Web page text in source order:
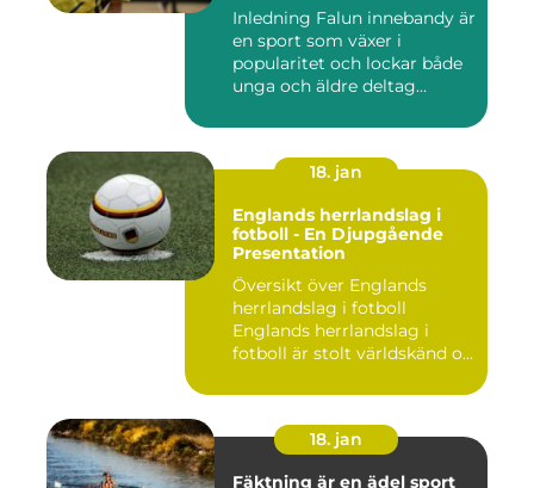
Inledning Falun innebandy är
en sport som växer i
popularitet och lockar både
unga och äldre deltag...
18. jan
Englands herrlandslag i
fotboll - En Djupgående
Presentation
Översikt över Englands
herrlandslag i fotboll
Englands herrlandslag i
fotboll är stolt världskänd o...
18. jan
Fäktning är en ädel sport